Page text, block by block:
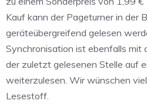
Kauf kann der Pageturner in der
geräteübergreifend gelesen
Synchronisation ist ebenfalls mit
der zuletzt gelesenen Stelle auf
weiterzulesen. Wir wünschen
Lesestoff.